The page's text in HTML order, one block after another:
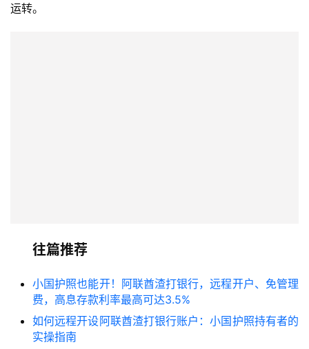
运转。
往篇推荐
小国护照也能开！阿联酋渣打银行，远程开户、免管理
费，高息存款利率最高可达3.5%
如何远程开设阿联酋渣打银行账户：小国护照持有者的
实操指南